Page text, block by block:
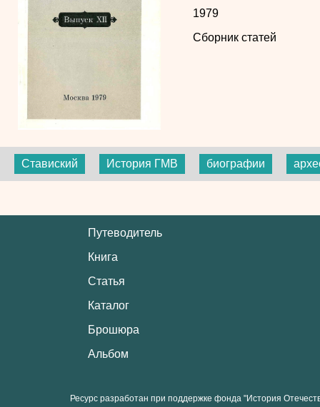
1979
Сборник статей
Ставиский История ГМВ биографии
Путеводитель
Книга
Статья
Каталог
Брошюра
Альбом
Ресурс разработан при поддержке фонда "История